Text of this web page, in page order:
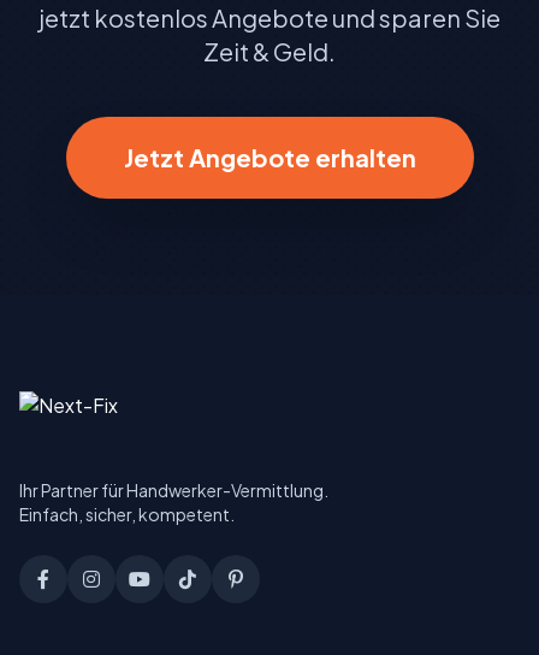
jetzt kostenlos Angebote und sparen Sie
Zeit & Geld.
Jetzt Angebote erhalten
Ihr Partner für Handwerker-Vermittlung.
Einfach, sicher, kompetent.